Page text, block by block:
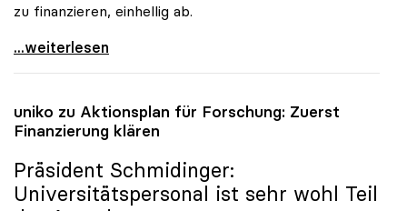
zu finanzieren, einhellig ab.
uniko: Keine Finanzierung der Ärztegehälter aus
...weiterlesen
uniko zu Aktionsplan für Forschung: Zuerst
Finanzierung klären
Präsident Schmidinger:
Universitätspersonal ist sehr wohl Teil